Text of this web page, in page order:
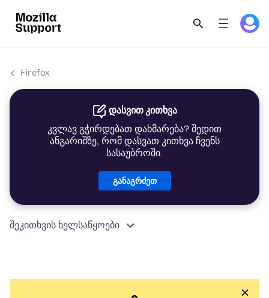
Firefox
დასვით კითხვა
კვლავ გჭირდებათ დახმარება? შედით
ანგარიშზე, რომ დასვათ კითხვა ჩვენს
სასაუბროში.
განაგრძეთ
შეკითხვის ხელსაწყოები